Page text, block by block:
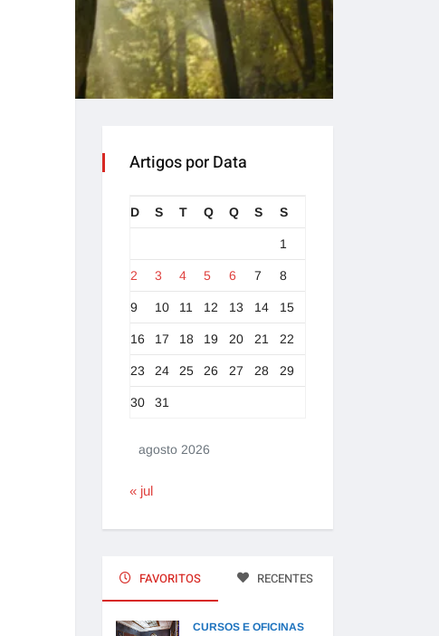
Artigos por Data
agosto 2026
D S T Q Q S S
1
2 3 4 5 6 7 8
9 10 11 12 13 14 15
16 17 18 19 20 21 22
23 24 25 26 27 28 29
30 31
« jul
FAVORITOS RECENTES
CURSOS E OFICINAS